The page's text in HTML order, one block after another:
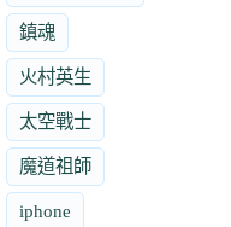
鎮魂
火村英生
太空戰士
魔道祖師
iphone